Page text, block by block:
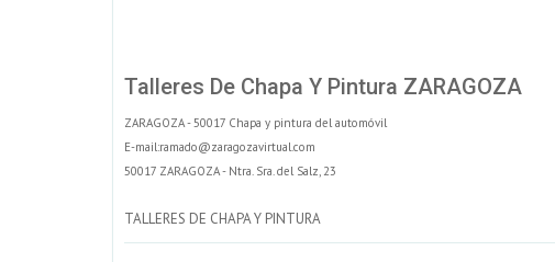
Talleres De Chapa Y Pintura ZARAGOZA
ZARAGOZA - 50017 Chapa y pintura del automóvil
E-mail:ramado@zaragozavirtual.com
50017 ZARAGOZA - Ntra. Sra. del Salz, 23
TALLERES DE CHAPA Y PINTURA